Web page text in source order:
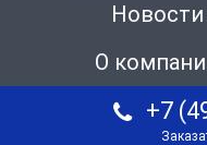
Новости
О
+7